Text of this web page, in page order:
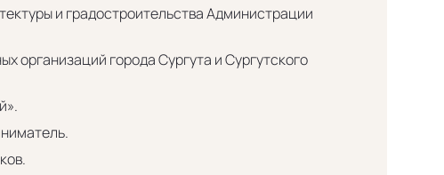
и градостроительства Администрации
организаций города Сургута и Сургутского